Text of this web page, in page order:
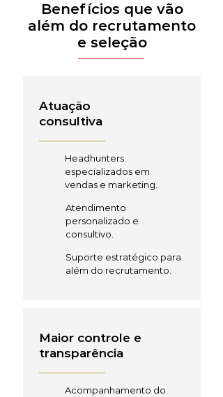
Benefícios que vão
além do recrutamento
e seleção
Atuação
consultiva
Headhunters
especializados em
vendas e marketing.
Atendimento
personalizado e
consultivo.
Suporte estratégico para
além do recrutamento.
Maior controle e
transparência
Acompanhamento do